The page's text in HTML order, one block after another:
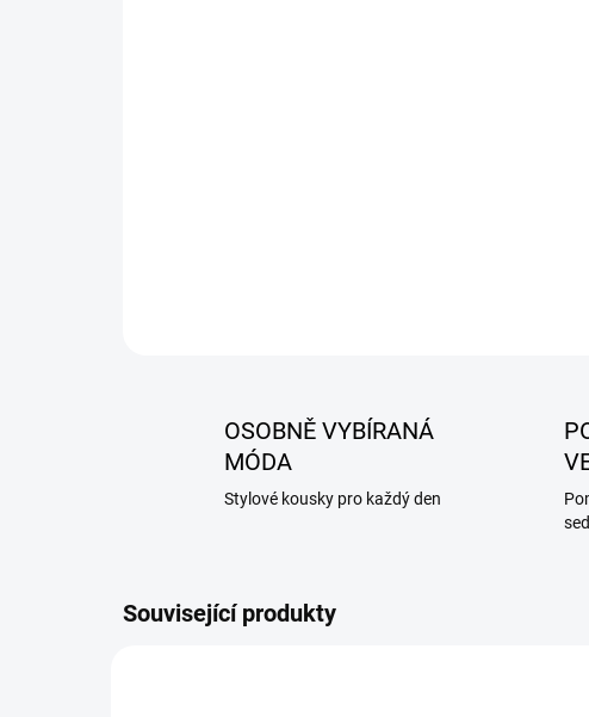
OSOBNĚ VYBÍRANÁ
MÓDA
Stylové kousky pro každý den
Související produkty